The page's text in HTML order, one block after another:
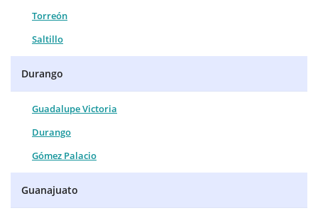
Torreón
Saltillo
Durango
Guadalupe Victoria
Durango
Gómez Palacio
Guanajuato